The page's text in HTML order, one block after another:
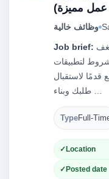
عمل مميزة)
وظائف خالية
Job brief:
لتطبيقات
قدمًا لاستقبال
TypeFull-
Location
Posted date